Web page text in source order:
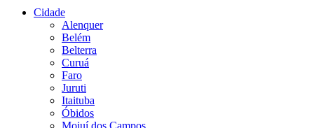
Cidade
Alenquer
Belém
Belterra
Curuá
Faro
Juruti
Itaituba
Óbidos
Mojuí dos Campos